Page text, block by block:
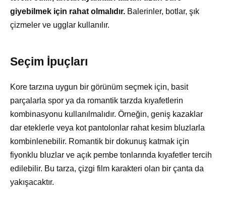
giyebilmek için rahat olmalıdır. Balerinler, botlar, şık
çizmeler ve ugglar kullanılır.
Seçim İpuçları
Kore tarzına uygun bir görünüm seçmek için, basit
parçalarla spor ya da romantik tarzda kıyafetlerin
kombinasyonu kullanılmalıdır. Örneğin, geniş kazaklar
dar eteklerle veya kot pantolonlar rahat kesim bluzlarla
kombinlenebilir. Romantik bir dokunuş katmak için
fiyonklu bluzlar ve açık pembe tonlarında kıyafetler tercih
edilebilir. Bu tarza, çizgi film karakteri olan bir çanta da
yakışacaktır.